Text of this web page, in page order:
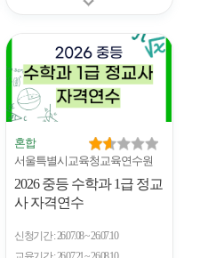
혼합
서울특별시교육청교육연수원
2026 중등 수학과 1급 정교
사 자격연수
신청기간 26.07.08 ~ 26.07.10